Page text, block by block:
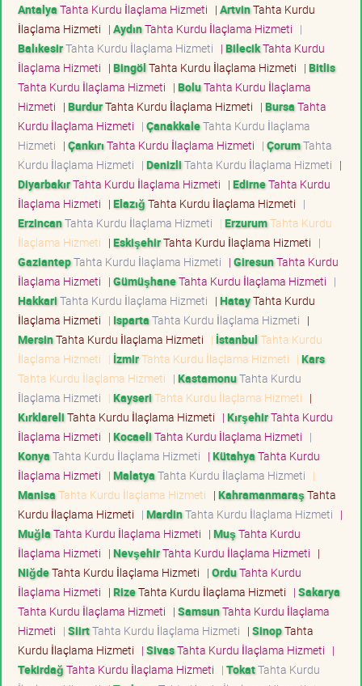
AntalyaTahta Kurdu İlaçlama Hizmeti | ArtvinTahta Kurdu
İlaçlama Hizmeti | AydınTahta Kurdu İlaçlama Hizmeti |
BalıkesirTahta Kurdu İlaçlama Hizmeti | BilecikTahta Kurdu
İlaçlama Hizmeti | BingölTahta Kurdu İlaçlama Hizmeti | Bitlis
Tahta Kurdu İlaçlama Hizmeti | BoluTahta Kurdu İlaçlama
Hizmeti | BurdurTahta Kurdu İlaçlama Hizmeti | BursaTahta
Kurdu İlaçlama Hizmeti | ÇanakkaleTahta Kurdu İlaçlama
Hizmeti | ÇankırıTahta Kurdu İlaçlama Hizmeti | ÇorumTahta
Kurdu İlaçlama Hizmeti | DenizliTahta Kurdu İlaçlama Hizmeti |
DiyarbakırTahta Kurdu İlaçlama Hizmeti | EdirneTahta Kurdu
İlaçlama Hizmeti | ElazığTahta Kurdu İlaçlama Hizmeti |
ErzincanTahta Kurdu İlaçlama Hizmeti | ErzurumTahta Kurdu
İlaçlama Hizmeti | EskişehirTahta Kurdu İlaçlama Hizmeti |
GaziantepTahta Kurdu İlaçlama Hizmeti | GiresunTahta Kurdu
İlaçlama Hizmeti | GümüşhaneTahta Kurdu İlaçlama Hizmeti |
HakkariTahta Kurdu İlaçlama Hizmeti | HatayTahta Kurdu
İlaçlama Hizmeti | IspartaTahta Kurdu İlaçlama Hizmeti |
MersinTahta Kurdu İlaçlama Hizmeti | İstanbulTahta Kurdu
İlaçlama Hizmeti | İzmirTahta Kurdu İlaçlama Hizmeti | Kars
Tahta Kurdu İlaçlama Hizmeti | KastamonuTahta Kurdu
İlaçlama Hizmeti | KayseriTahta Kurdu İlaçlama Hizmeti |
KırklareliTahta Kurdu İlaçlama Hizmeti | KırşehirTahta Kurdu
İlaçlama Hizmeti | KocaeliTahta Kurdu İlaçlama Hizmeti |
KonyaTahta Kurdu İlaçlama Hizmeti | KütahyaTahta Kurdu
İlaçlama Hizmeti | MalatyaTahta Kurdu İlaçlama Hizmeti |
ManisaTahta Kurdu İlaçlama Hizmeti | KahramanmaraşTahta
Kurdu İlaçlama Hizmeti | MardinTahta Kurdu İlaçlama Hizmeti |
MuğlaTahta Kurdu İlaçlama Hizmeti | MuşTahta Kurdu
İlaçlama Hizmeti | NevşehirTahta Kurdu İlaçlama Hizmeti |
NiğdeTahta Kurdu İlaçlama Hizmeti | OrduTahta Kurdu
İlaçlama Hizmeti | RizeTahta Kurdu İlaçlama Hizmeti | Sakarya
Tahta Kurdu İlaçlama Hizmeti | SamsunTahta Kurdu İlaçlama
Hizmeti | SiirtTahta Kurdu İlaçlama Hizmeti | SinopTahta
Kurdu İlaçlama Hizmeti | SivasTahta Kurdu İlaçlama Hizmeti |
TekirdağTahta Kurdu İlaçlama Hizmeti | TokatTahta Kurdu